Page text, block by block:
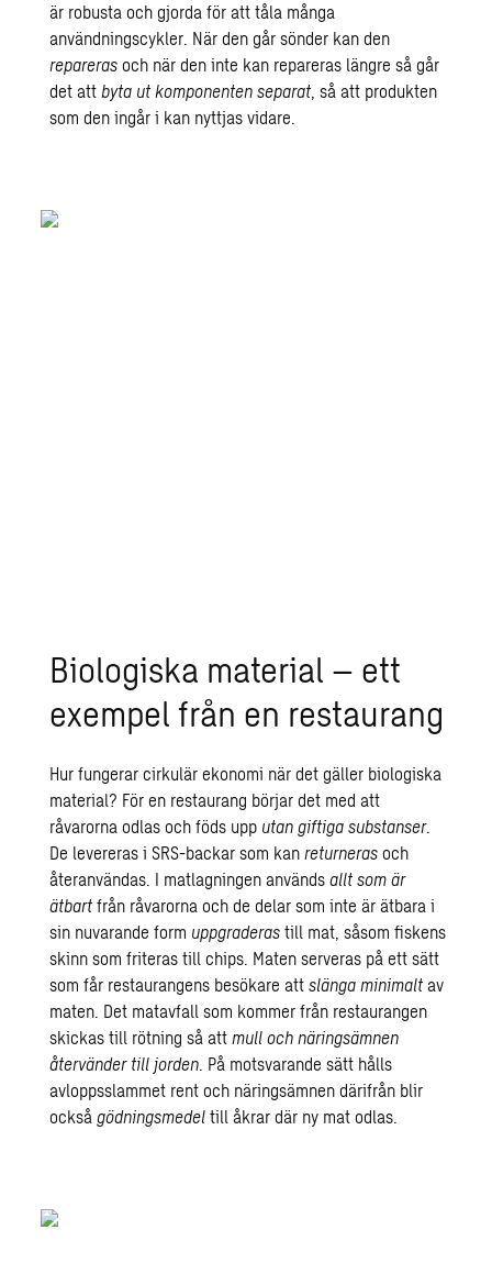
är robusta och gjorda för att tåla många
användningscykler. När den går sönder kan den
repareras och när den inte kan repareras längre så går
det attbyta ut komponenten separat, så att produkten
som den ingår i kan nyttjas vidare.
Biologiska material – ett
exempel från en restaurang
Hur fungerar cirkulär ekonomi när det gäller biologiska
material? För en restaurang börjar det med att
råvarorna odlas och föds upp utan giftiga substanser.
De levereras i SRS-backar som kan returneras och
återanvändas. I matlagningen användsallt som är
ätbart från råvarorna och de delar som inte är ätbara i
sin nuvarande form uppgraderas till mat, såsom fiskens
skinn som friteras till chips. Maten serveras på ett sätt
som får restaurangens besökare attslänga minimalt av
maten. Det matavfall som kommer från restaurangen
skickas till rötning så att mull och näringsämnen
återvänder till jorden . På motsvarande sätt hålls
avloppsslammet rent och näringsämnen därifrån blir
ocksågödningsmedel till åkrar där ny mat odlas.